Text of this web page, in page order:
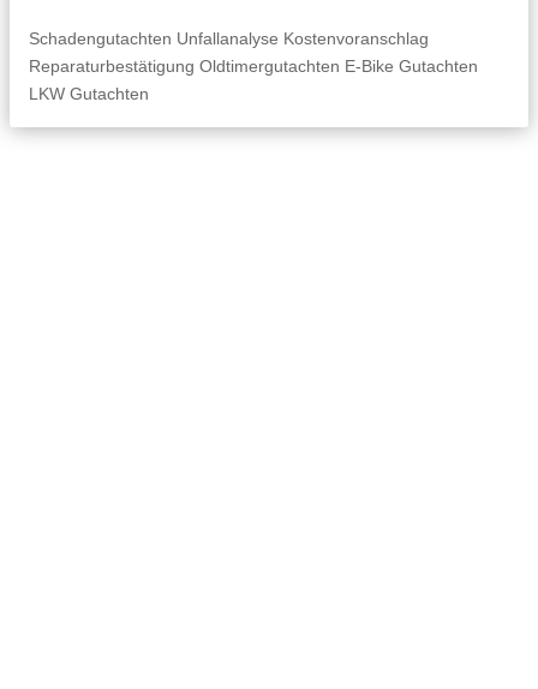
Schadengutachten Unfallanalyse Kostenvoranschlag
Reparaturbestätigung Oldtimergutachten E-Bike Gutachten
LKW Gutachten